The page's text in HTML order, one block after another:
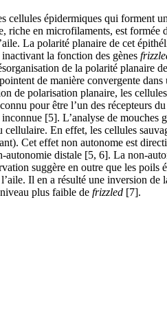
cellules épidermiques qui forment
en microfilaments, est
La polarité planaire de cet
la fonction des gènes
de la polarité planaire
de manière convergente
de polarisation planaire, les
pour être l’un des récepteurs
[5]. L’analyse de mouches
En effet, les cellules
Cet effet non autonome est
autonomie distale [5, 6]. La non-
suggère en outre que les
Il en a résulté une inversion
plus faible de frizzled [7].